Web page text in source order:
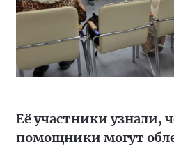
Её участники узнали,
помощники могут